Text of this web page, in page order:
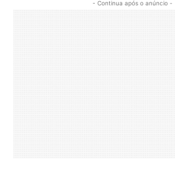
- Continua após o anúncio -